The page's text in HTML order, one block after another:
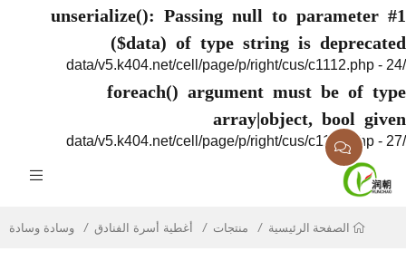
unserialize(): Passing null to
($data) of type string is
foreach() argument must be of
array|object, bool
الصفحة الرئيسية منتجات أغطية أسرة الفنادق وسادة وسادة